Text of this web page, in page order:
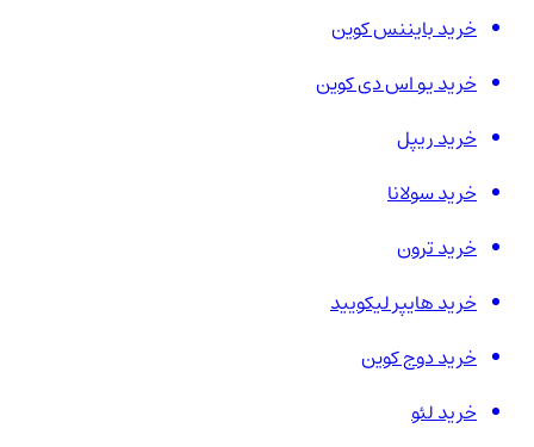
خرید بایننس کوین
خرید یو اس دی کوین
خرید ریپل
خرید سولانا
خرید ترون
خرید هایپر لیکویید
خرید دوج کوین
خرید لئو